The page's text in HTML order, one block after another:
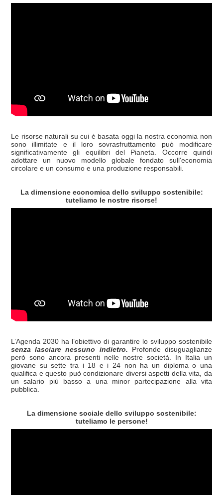
Le risorse naturali su cui è basata oggi la nostra economia non
sono illimitate e il loro sovrasfruttamento può modificare
significativamente gli equilibri del Pianeta. Occorre quindi
adottare un nuovo modello globale fondato sull'economia
circolare e un consumo e una produzione responsabili.
La dimensione economica dello sviluppo sostenibile:
tuteliamo le nostre risorse!
L’Agenda 2030 ha l’obiettivo di garantire lo sviluppo sostenibile
senza lasciare nessuno indietro. Profonde disuguaglianze
però sono ancora presenti nelle nostre società. In Italia un
giovane su sette tra i 18 e i 24 non ha un diploma o una
qualifica e questo può condizionare diversi aspetti della vita, da
un salario più basso a una minor partecipazione alla vita
pubblica.
La dimensione sociale dello sviluppo sostenibile:
tuteliamo le persone!